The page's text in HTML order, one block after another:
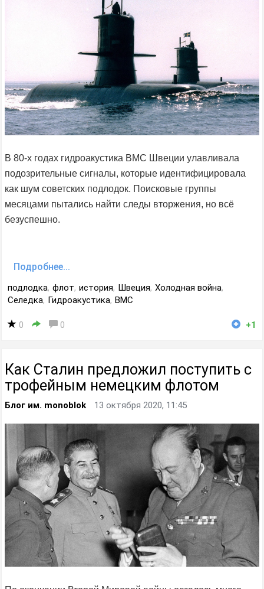
В 80-х годах гидроакустика ВМС Швеции улавливала
подозрительные сигналы, которые идентифицировала
как шум советских подлодок. Поисковые группы
месяцами пытались найти следы вторжения, но всё
безуспешно.
Подробнее...
подлодка, флот, история, Швеция, Холодная война,
Селедка, Гидроакустика, ВМС
0 0 +1
Как Сталин предложил поступить с
трофейным немецким флотом
Блог им. monoblok 13 октября 2020, 11:45